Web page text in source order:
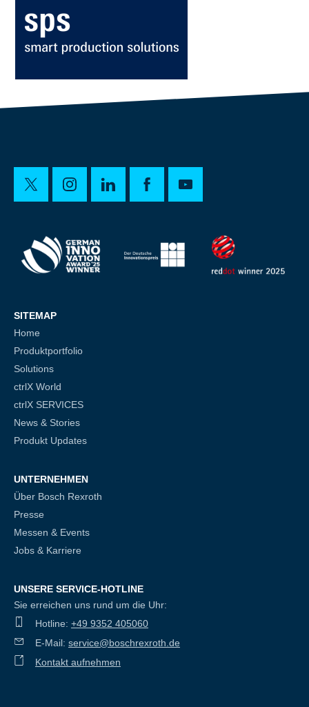
SITEMAP
Home
Produktportfolio
Solutions
ctrlX World
ctrlX SERVICES
News & Stories
Produkt Updates
UNTERNEHMEN
Über Bosch Rexroth
Presse
Messen & Events
Jobs & Karriere
UNSERE SERVICE-HOTLINE
Sie erreichen uns rund um die Uhr:
Hotline: +49 9352 405060
E-Mail: service@boschrexroth.de
Kontakt aufnehmen